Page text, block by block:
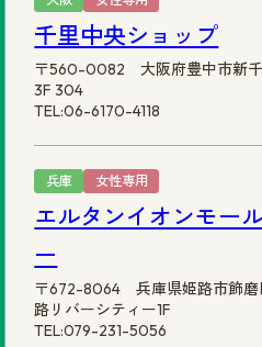
千里中央ショップ
〒560-0082 大阪府豊中市新千
3F 304
TEL:06-6170-4118
兵庫 女性専用
エルタンイオンモー
ー
〒672-8064 兵庫県姫路市飾磨
路リバーシティー1F
TEL:079-231-5056